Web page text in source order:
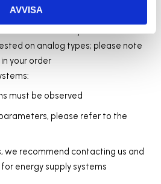
AVVISA
(mm²) constructed, AWG numbers
for reference only
on analog types; please note
your order
must be observed
please refer to the
we recommend contacting us and
energy supply systems